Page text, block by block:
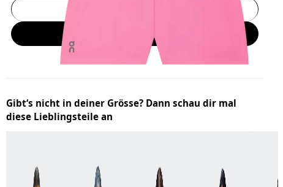
Gibt‘s nicht in deiner Grösse? Dann schau dir mal
diese Lieblingsteile an